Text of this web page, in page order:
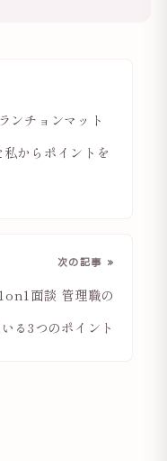
ンチョンマット
からポイントを
次の記事 »
面談 管理職の
る3つのポイント